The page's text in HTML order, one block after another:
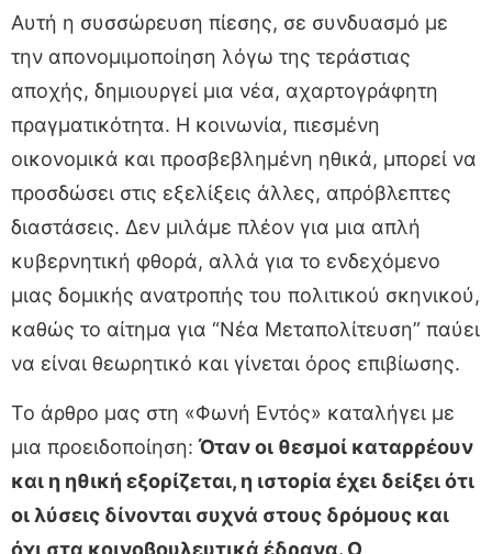
Αυτή η συσσώρευση πίεσης, σε συνδυασμό με
την απονομιμοποίηση λόγω της τεράστιας
αποχής, δημιουργεί μια νέα, αχαρτογράφητη
πραγματικότητα. Η κοινωνία, πιεσμένη
οικονομικά και προσβεβλημένη ηθικά, μπορεί να
προσδώσει στις εξελίξεις άλλες, απρόβλεπτες
διαστάσεις. Δεν μιλάμε πλέον για μια απλή
κυβερνητική φθορά, αλλά για το ενδεχόμενο
μιας δομικής ανατροπής του πολιτικού σκηνικού,
καθώς το αίτημα για “Νέα Μεταπολίτευση” παύει
να είναι θεωρητικό και γίνεται όρος επιβίωσης.
Το άρθρο μας στη «Φωνή Εντός» καταλήγει με
μια προειδοποίηση: Όταν οι θεσμοί καταρρέουν
και η ηθική εξορίζεται, η ιστορία έχει δείξει ότι
οι λύσεις δίνονται συχνά στους δρόμους και
όχι στα κοινοβουλευτικά έδρανα. Ο